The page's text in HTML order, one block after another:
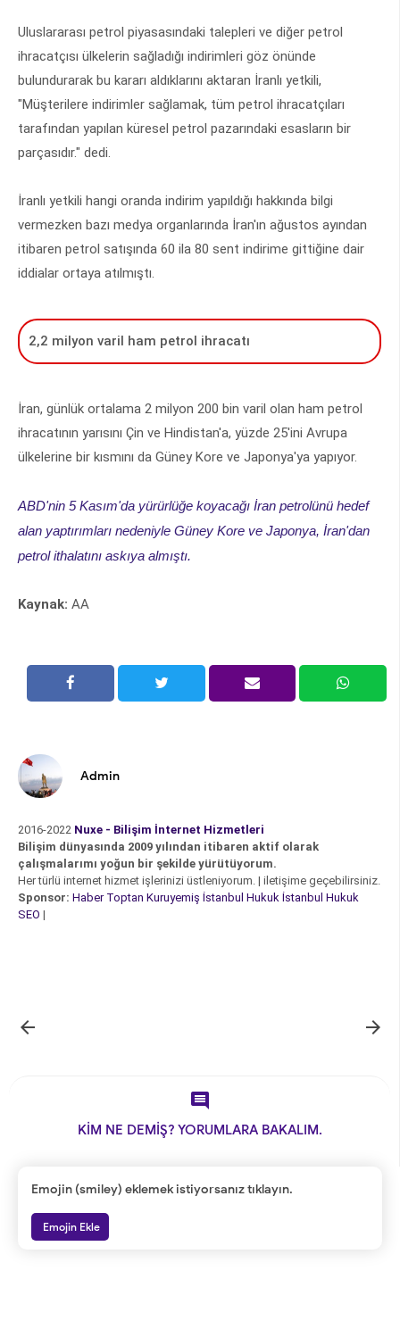
Uluslararası petrol piyasasındaki talepleri ve diğer petrol
ihracatçısı ülkelerin sağladığı indirimleri göz önünde
bulundurarak bu kararı aldıklarını aktaran İranlı yetkili,
"Müşterilere indirimler sağlamak, tüm petrol ihracatçıları
tarafından yapılan küresel petrol pazarındaki esasların bir
parçasıdır." dedi.
İranlı yetkili hangi oranda indirim yapıldığı hakkında bilgi
vermezken bazı medya organlarında İran'ın ağustos ayından
itibaren petrol satışında 60 ila 80 sent indirime gittiğine dair
iddialar ortaya atılmıştı.
2,2 milyon varil ham petrol ihracatı
İran, günlük ortalama 2 milyon 200 bin varil olan ham petrol
ihracatının yarısını Çin ve Hindistan'a, yüzde 25'ini Avrupa
ülkelerine bir kısmını da Güney Kore ve Japonya'ya yapıyor.
ABD'nin 5 Kasım'da yürürlüğe koyacağı İran petrolünü hedef
alan yaptırımları nedeniyle Güney Kore ve Japonya, İran'dan
petrol ithalatını askıya almıştı.
Kaynak: AA
Admin
2016-2022 Nuxe - Bilişim İnternet Hizmetleri
Bilişim dünyasında 2009 yılından itibaren aktif olarak
çalışmalarımı yoğun bir şekilde yürütüyorum.
Her türlü internet hizmet işlerinizi üstleniyorum. | iletişime geçebilirsiniz.
Sponsor: Haber Toptan Kuruyemiş İstanbul Hukuk İstanbul Hukuk
SEO |
 

KİM NE DEMİŞ? YORUMLARA BAKALIM.
Emojin (smiley) eklemek istiyorsanız tıklayın.
Emojin Ekle